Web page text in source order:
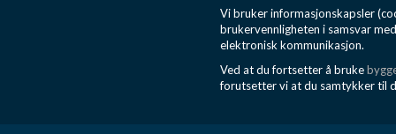
Vi bruker informasjonskapsler
brukervennligheten i samsvar
elektronisk kommunikasjon.
Ved at du fortsetter å bruke
forutsetter vi at du samtykker til